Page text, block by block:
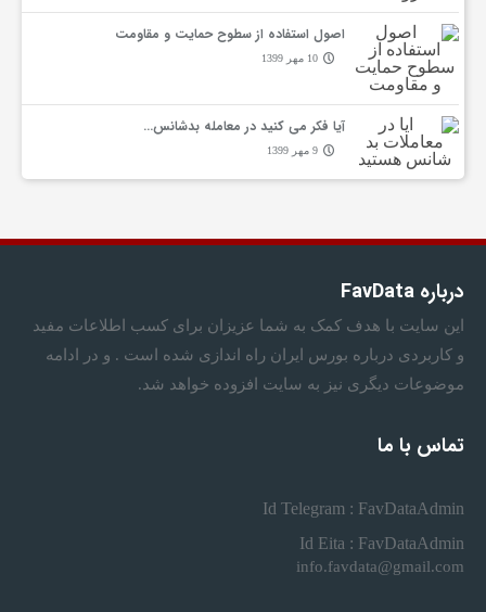
اصول استفاده از سطوح حمایت و مقاومت
10 مهر 1399
آیا فکر می کنید در معامله بدشانس…
9 مهر 1399
درباره FavData
این سایت با هدف کمک به شما عزیزان برای کسب اطلاعات مفید
و کاربردی درباره بورس ایران راه اندازی شده است . و در ادامه
موضوعات دیگری نیز به سایت افزوده خواهد شد.
تماس با ما
Id Telegram : FavDataAdmin
Id Eita : FavDataAdmin
info.favdata@gmail.com